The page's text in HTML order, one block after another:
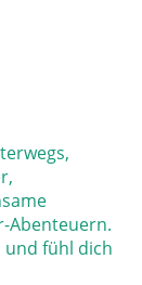
Abenteuern.
und fühl dich